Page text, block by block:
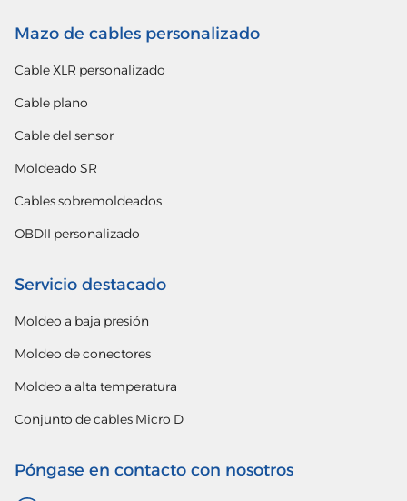
Mazo de cables personalizado
Cable XLR personalizado
Cable plano
Cable del sensor
Moldeado SR
Cables sobremoldeados
OBDII personalizado
Servicio destacado
Moldeo a baja presión
Moldeo de conectores
Moldeo a alta temperatura
Conjunto de cables Micro D
Póngase en contacto con nosotros